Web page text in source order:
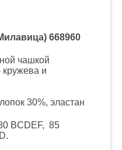
668960
чашкой
кружева и
30%, эластан
BCDEF, 85